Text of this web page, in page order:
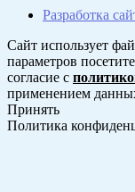
Разработка
Сайт использует
параметров
согласие с
применением
Принять
Политика